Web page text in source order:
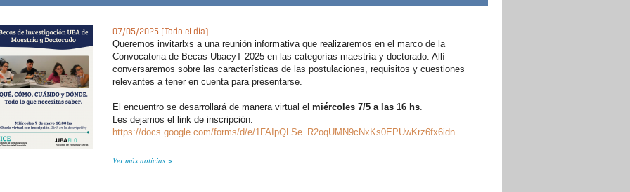
07/05/2025 (Todo el día)
Queremos invitarlxs a una reunión informativa que realizaremos en el marco de la
Convocatoria de Becas UbacyT 2025 en las categorías maestría y doctorado. Allí
conversaremos sobre las características de las postulaciones, requisitos y cuestiones
relevantes a tener en cuenta para presentarse.
El encuentro se desarrollará de manera virtual el miércoles 7/5 a las 16 hs.
Les dejamos el link de inscripción:
https://docs.google.com/forms/d/e/1FAIpQLSe_R2oqUMN9cNxKs0EPUwKrz6fx6idn...
Ver más noticias